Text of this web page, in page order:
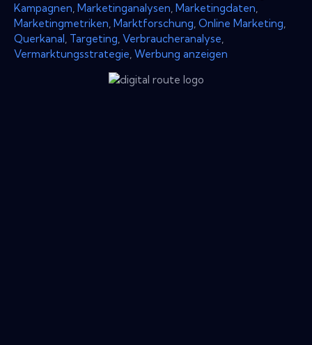
Kampagnen Marketinganalysen Marketingdaten
Marketingmetriken Marktforschung Online Marketing
Querkanal Targeting Verbraucheranalyse
Vermarktungsstrategie Werbung anzeigen